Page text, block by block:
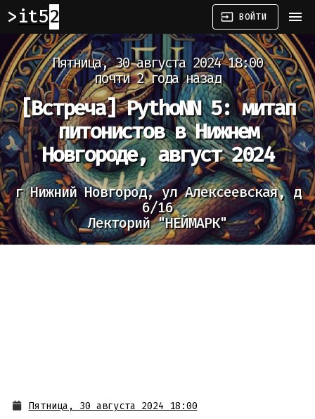
it52 input ВОЙТИ menu
Пятница, 30 августа 2024 18:00
почти 2 года назад
[Встреча] PythoNN 5: митап
питонистов в Нижнем
Новгороде, август 2024
г Нижний Новгород, ул Алексеевская, д
6/16
Лекторий "НЕЙМАРК"
Пятница, 30 августа 2024 18:00